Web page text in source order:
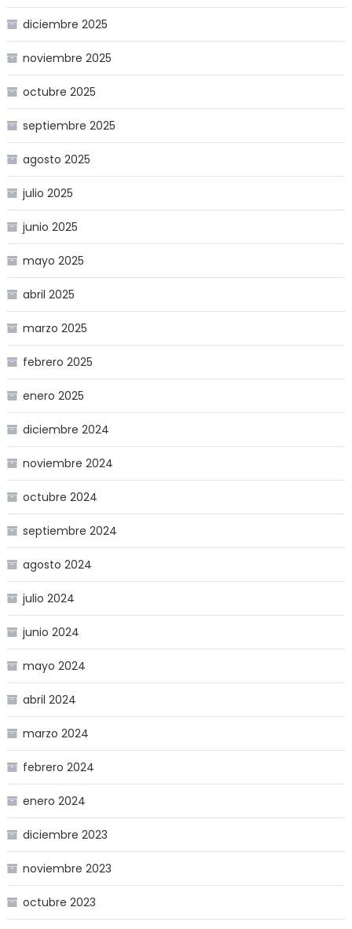
diciembre 2025
noviembre 2025
octubre 2025
septiembre 2025
agosto 2025
julio 2025
junio 2025
mayo 2025
abril 2025
marzo 2025
febrero 2025
enero 2025
diciembre 2024
noviembre 2024
octubre 2024
septiembre 2024
agosto 2024
julio 2024
junio 2024
mayo 2024
abril 2024
marzo 2024
febrero 2024
enero 2024
diciembre 2023
noviembre 2023
octubre 2023